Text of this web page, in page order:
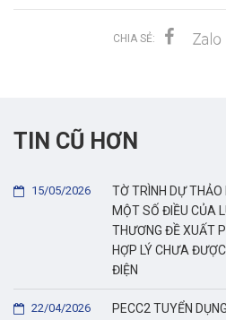
CHIA SẺ:
TIN CŨ HƠN
TỜ TRÌNH DỰ
MỘT SỐ ĐIỀU CỦA
THƯƠNG ĐỀ XUẤT
HỢP LÝ CHƯA
ĐIỆN
15/05/2026
PECC2 TUYỂN
22/04/2026